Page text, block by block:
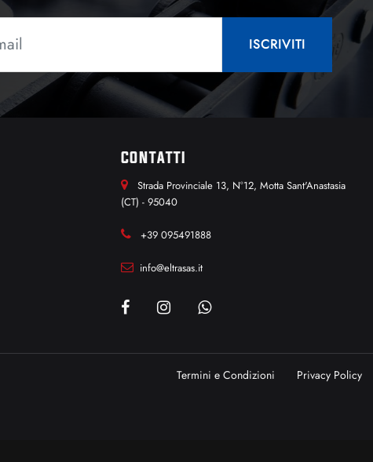
CONTATTI
Strada Provinciale 13, N°12, Motta Sant'Anastasia
(CT) - 95040
+39 095491888
info@eltrasas.it
Termini e Condizioni Privacy Policy